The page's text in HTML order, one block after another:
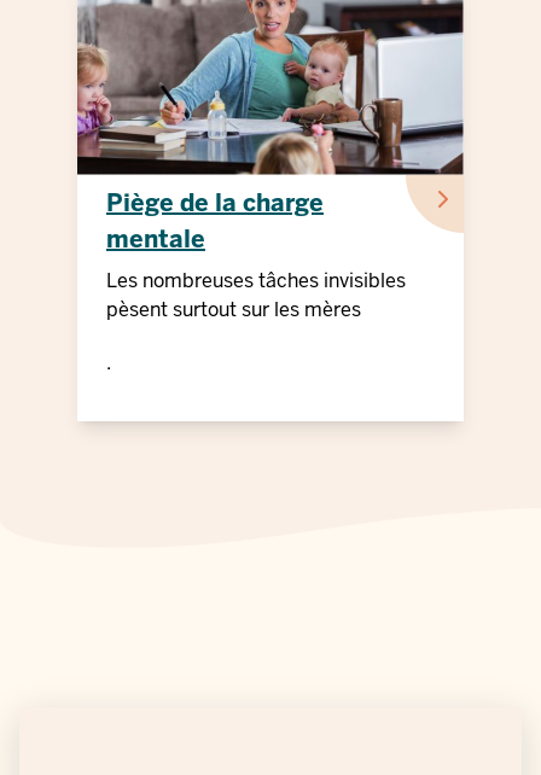
Piège de la charge
mentale
Les nombreuses tâches invisibles
pèsent surtout sur les mères
.